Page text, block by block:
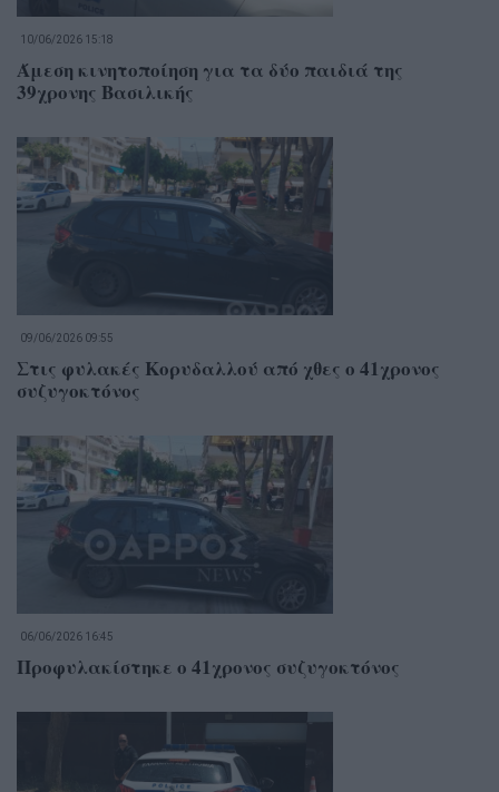
10/06/2026 15:18
Άμεση κινητοποίηση για τα δύο παιδιά της
39χρονης Βασιλικής
09/06/2026 09:55
Στις φυλακές Κορυδαλλού από χθες ο 41χρονος
συζυγοκτόνος
06/06/2026 16:45
Προφυλακίστηκε ο 41χρονος συζυγοκτόνος